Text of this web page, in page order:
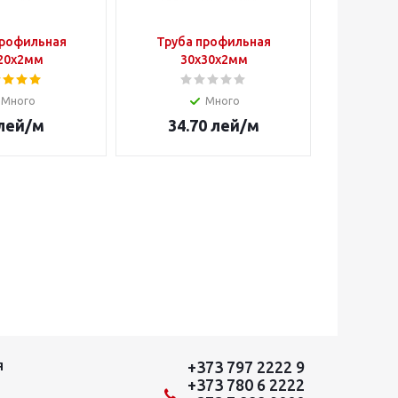
Много
/м
Труба профильная
30х30х2мм
Много
34.70 лей/м
+373 797 2222 9
+373 780 6 2222